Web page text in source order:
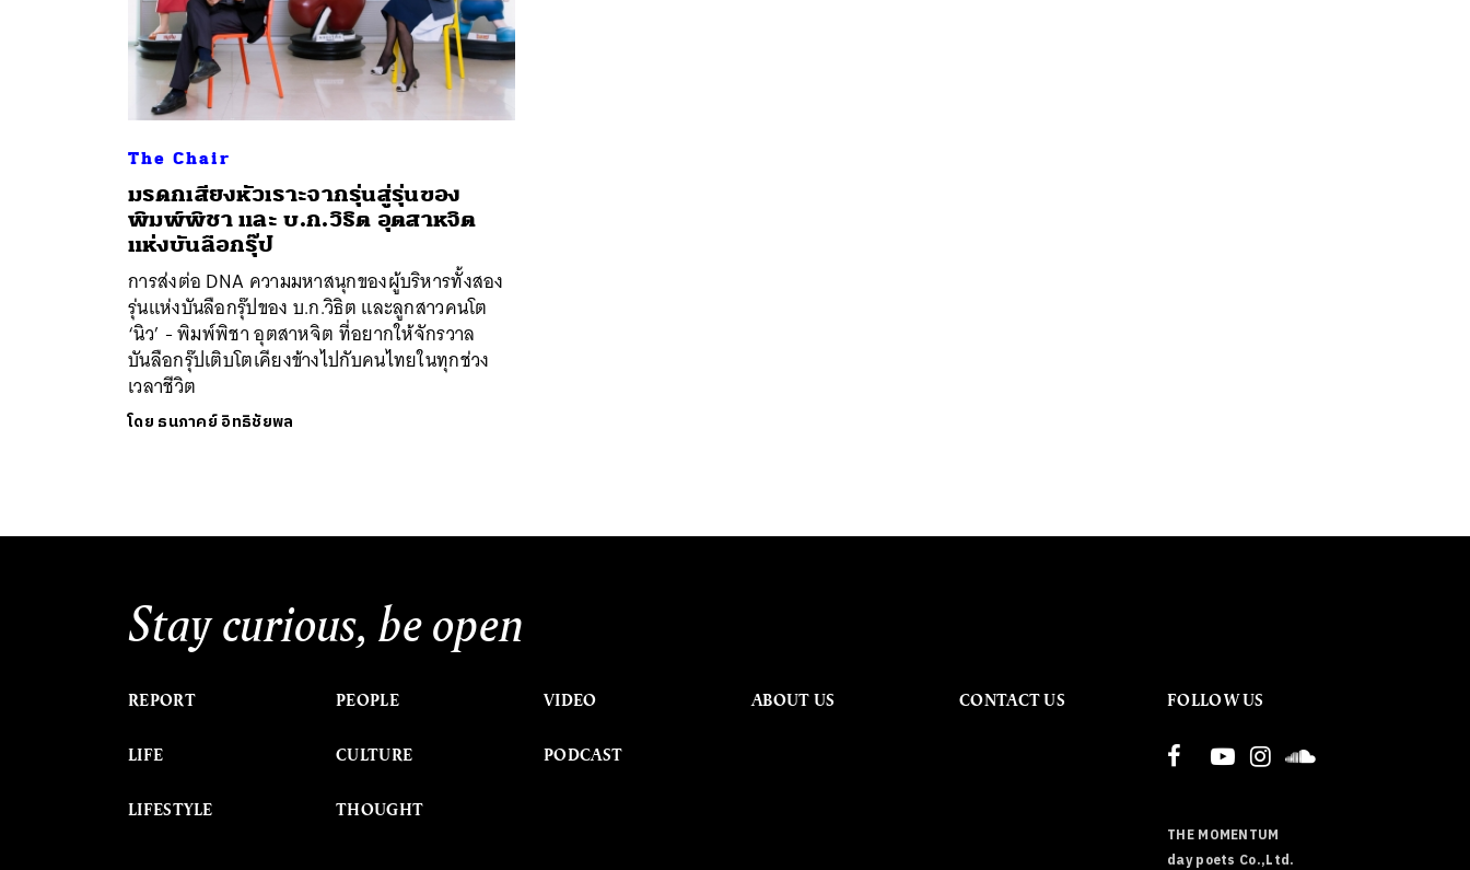
The Chair
มรดกเสียงหัวเราะจากรุ่นสู่รุ่นของ
พิมพ์พิชา และ บ.ก.วิธิต อุตสาหจิต
แห่งบันลือกรุ๊ป
การส่งต่อ DNA ความมหาสนุกของผู้บริหารทั้งสอง
รุ่นแห่งบันลือกรุ๊ปของ บ.ก.วิธิต และลูกสาวคนโต
‘นิว’ - พิมพ์พิชา อุตสาหจิต ที่อยากให้จักรวาล
บันลือกรุ๊ปเติบโตเคียงข้างไปกับคนไทยในทุกช่วง
เวลาชีวิต
โดย ธนภาคย์ อิทธิชัยพล
Stay curious, be open
REPORT
LIFE
LIFESTYLE
PEOPLE
CULTURE
THOUGHT
VIDEO
PODCAST
ABOUT US CONTACT US FOLLOW US
THE MOMENTUM
day poets Co.,Ltd.